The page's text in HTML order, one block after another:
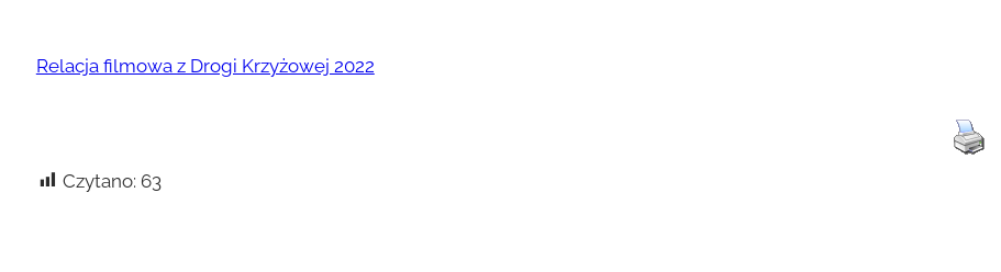
Relacja filmowa z Drogi Krzyżowej 2022
Czytano: 63